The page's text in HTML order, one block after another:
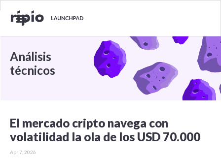
Análisis
técnicos
El mercado cripto navega con
volatilidad la ola de los USD 70.000
Apr 7, 2026